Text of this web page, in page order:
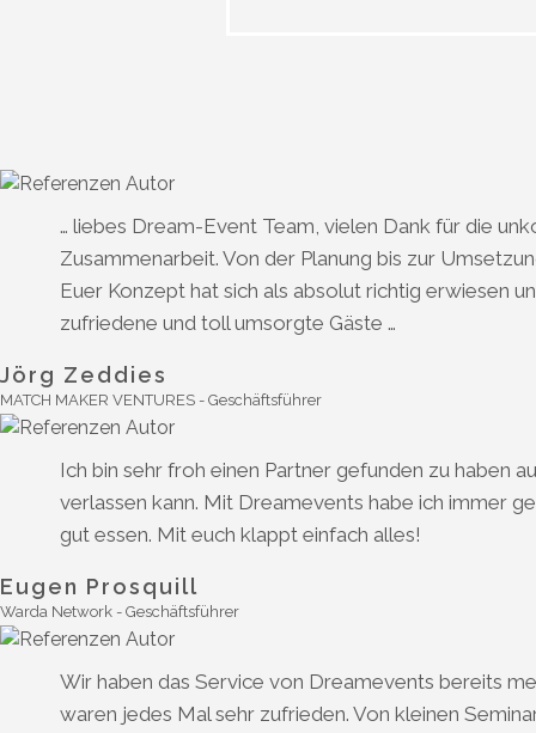
… liebes Dream-Event Team, vielen Dank für die
Zusammenarbeit. Von der Planung bis zur
Euer Konzept hat sich als absolut richtig erwiesen
zufriedene und toll umsorgte Gäste …
Jörg Zeddies
MATCH MAKER VENTURES - Geschäftsführer
Ich bin sehr froh einen Partner gefunden zu haben
verlassen kann. Mit Dreamevents habe ich immer
gut essen. Mit euch klappt einfach alles!
Eugen Prosquill
Warda Network - Geschäftsführer
Wir haben das Service von Dreamevents bereits
waren jedes Mal sehr zufrieden. Von kleinen